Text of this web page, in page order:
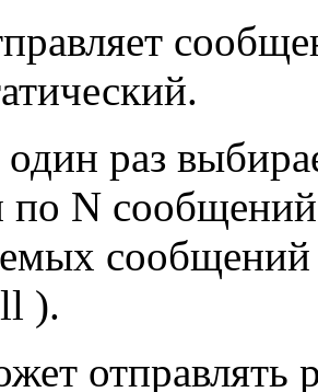
раз
по N сообщений
сообщений
).
отправлять